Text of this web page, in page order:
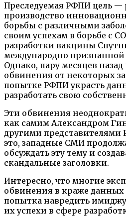
Преследуемая РФПИ цель —
производство
борьбы с различными
своим успехам в борьбе с
разработки вакцины
международно признанной
Однако, пару месяцев
обвинения от некоторых
попытке РФПИ украсть
разработать свою
Эти обвинения
как самим Александром
другими представителями
это, западные СМИ
обсуждать эту тему и
скандальные заголовки.
Интересно, что многие
обвинения в краже данных
попытка навредить
их успехи в сфере